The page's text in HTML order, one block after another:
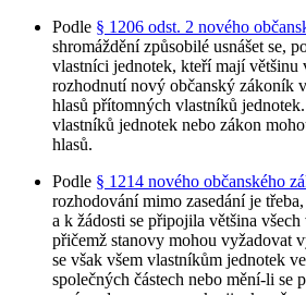
Podle § 1206 odst. 2 nového
shromáždění způsobilé usnášet se,
vlastníci jednotek, kteří mají většinu
rozhodnutí nový občanský zákoník
hlasů přítomných vlastníků
vlastníků jednotek nebo zákon
hlasů.
Podle § 1214 nového občanského
rozhodování mimo zasedání je
a k žádosti se připojila většina
přičemž stanovy mohou vyžadovat
se však všem vlastníkům jednotek
společných částech nebo mění-li se